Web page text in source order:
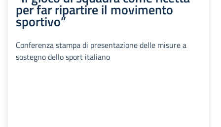
per far ripartire il movimento
sportivo”
Conferenza stampa di presentazione delle misure a
sostegno dello sport italiano